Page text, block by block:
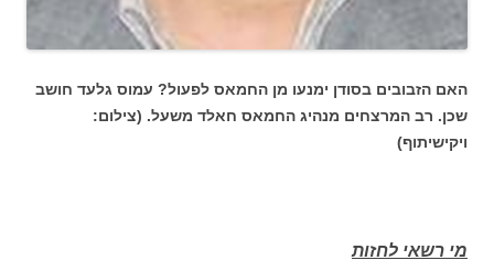
האם הזבובים בסודן ימנעו מן החמאס לפעול? עמוס גלעד חושב
שכן. רב המרצחים מנהיג החמאס חאלד משעל. (צילום:
ויקישיתוף)
מי רשאי לחזות